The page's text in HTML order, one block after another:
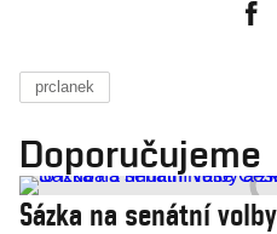
prclanek
Doporučujeme
Sázka na senátní